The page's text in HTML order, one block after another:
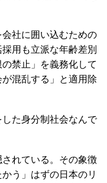
社に囲い込むための
用も立派な年齢差別
禁止」を義務化して
混乱する」と適用除
た身分制社会なんで
れている。その象徴
う」はずの日本のリ